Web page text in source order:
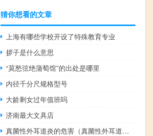
猜你想看的文章
上海有哪些学校开设了特殊教育专业
拶子是什么意思
“莫愁弦绝蒲萄馆”的出处是哪里
内径千分尺规格型号
大龄剩女过年值班吗
济南最大文具店
真菌性外耳道炎的危害（真菌性外耳道炎的危害）